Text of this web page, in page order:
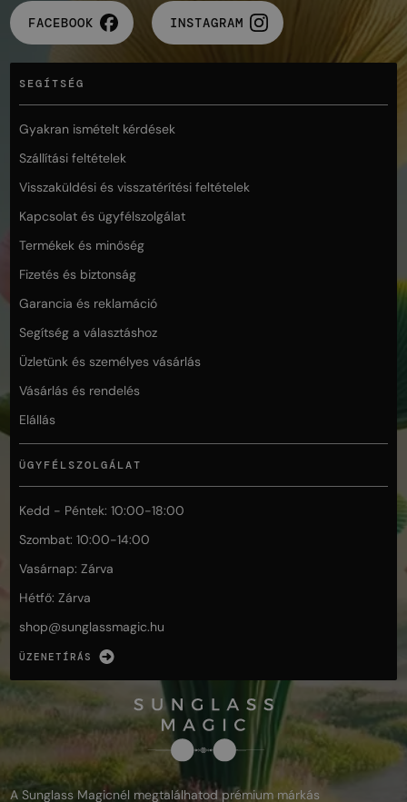
FACEBOOK INSTAGRAM
SEGÍTSÉG
Gyakran ismételt kérdések
Szállítási feltételek
Visszaküldési és visszatérítési feltételek
Kapcsolat és ügyfélszolgálat
Termékek és minőség
Fizetés és biztonság
Garancia és reklamáció
Segítség a választáshoz
Üzletünk és személyes vásárlás
Vásárlás és rendelés
Elállás
ÜGYFÉLSZOLGÁLAT
Kedd - Péntek: 10:00-18:00
Szombat: 10:00-14:00
Vasárnap: Zárva
Hétfő: Zárva
shop@sunglassmagic.hu
ÜZENETÍRÁS
A Sunglass Magicnél megtalálhatod prémium márkás